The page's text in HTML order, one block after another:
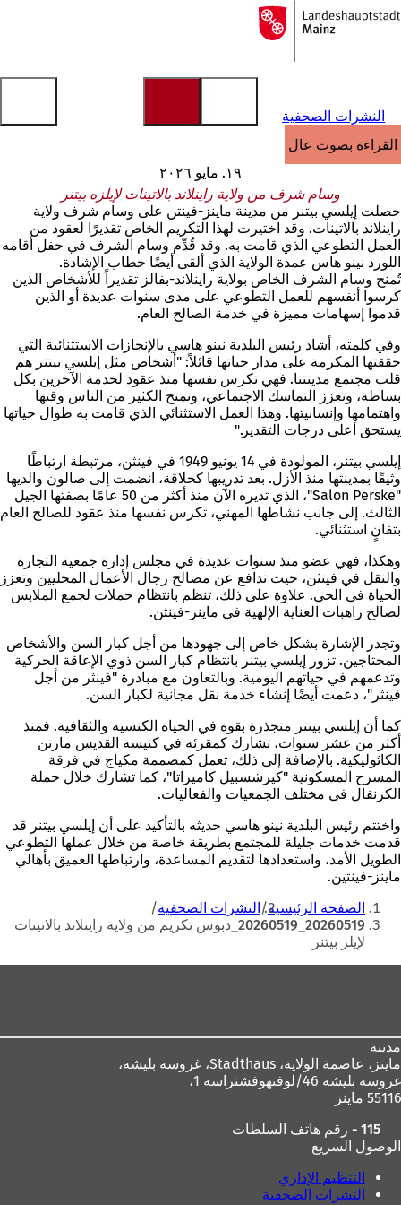
الانتقال إلى المحتوى
إلى
الصفحة
النشرات الصحفية
القراءة بصوت عالٍ
١٩. مايو ٢٠٢٦
وسام شرف من ولاية راينلاند بالاتينات لإيلزه بيتنر
حصلت إيلسي بيتنر من مدينة ماينز-فينتن على وسام شرف ولاية
راينلاند بالاتينات. وقد اختيرت لهذا التكريم الخاص تقديرًا لعقود من
العمل التطوعي الذي قامت به. وقد قُدِّم وسام الشرف في حفل أقامه
اللورد نينو هاس عمدة الولاية الذي ألقى أيضًا خطاب الإشادة.
تُمنح وسام الشرف الخاص بولاية راينلاند-بفالز تقديراً للأشخاص الذين
كرسوا أنفسهم للعمل التطوعي على مدى سنوات عديدة أو الذين
قدموا إسهامات مميزة في خدمة الصالح العام.
وفي كلمته، أشاد رئيس البلدية نينو هاسي بالإنجازات الاستثنائية التي
حققتها المكرمة على مدار حياتها قائلاً: "أشخاص مثل إيلسي بيتنر هم
قلب مجتمع مدينتنا. فهي تكرس نفسها منذ عقود لخدمة الآخرين بكل
بساطة، وتعزز التماسك الاجتماعي، وتمنح الكثير من الناس وقتها
واهتمامها وإنسانيتها. وهذا العمل الاستثنائي الذي قامت به طوال حياتها
يستحق أعلى درجات التقدير."
إيلسي بيتنر، المولودة في 14 يونيو 1949 في فينثن، مرتبطة ارتباطًا
وثيقًا بمدينتها منذ الأزل. بعد تدريبها كحلاقة، انضمت إلى صالون والديها
"Salon Perske"، الذي تديره الآن منذ أكثر من 50 عامًا بصفتها الجيل
الثالث. إلى جانب نشاطها المهني، تكرس نفسها منذ عقود للصالح العام
بتفانٍ استثنائي.
وهكذا، فهي عضو منذ سنوات عديدة في مجلس إدارة جمعية التجارة
والنقل في فينثن، حيث تدافع عن مصالح رجال الأعمال المحليين وتعزز
الحياة في الحي. علاوة على ذلك، تنظم بانتظام حملات لجمع الملابس
لصالح راهبات العناية الإلهية في ماينز-فينثن.
وتجدر الإشارة بشكل خاص إلى جهودها من أجل كبار السن والأشخاص
المحتاجين. تزور إيلسي بيتنر بانتظام كبار السن ذوي الإعاقة الحركية
وتدعمهم في حياتهم اليومية. وبالتعاون مع مبادرة "فينثر من أجل
فينثر"، دعمت أيضًا إنشاء خدمة نقل مجانية لكبار السن.
كما أن إيلسي بيتنر متجذرة بقوة في الحياة الكنسية والثقافية. فمنذ
أكثر من عشر سنوات، تشارك كمقرئة في كنيسة القديس مارتن
الكاثوليكية. بالإضافة إلى ذلك، تعمل كمصممة مكياج في فرقة
المسرح المسكونية "كيرشسبيل كاميراتا"، كما تشارك خلال حملة
الكرنفال في مختلف الجمعيات والفعاليات.
واختتم رئيس البلدية نينو هاسي حديثه بالتأكيد على أن إيلسي بيتنر قد
قدمت خدمات جليلة للمجتمع بطريقة خاصة من خلال عملها التطوعي
الطويل الأمد، واستعدادها لتقديم المساعدة، وارتباطها العميق بأهالي
ماينز-فينتين.
أنت
هنا
الصفحة الرئيسية
النشرات الصحفية
20260519_20260519_دبوس تكريم من ولاية راينلاند بالاتينات
لإيلز بيتنر
مدينة
ماينز، عاصمة الولاية،
غروسه بليشه 46/لوفنهوفشتراسه 1،
55116 ماينز
115 - رقم هاتف السلطات
الوصول السريع
التنظيم الإداري
النشرات الصحفية